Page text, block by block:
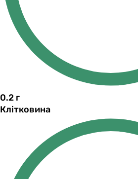
0.2 г
Клітковина